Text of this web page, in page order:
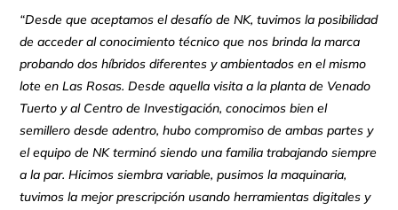
“Desde que aceptamos el desafío de NK, tuvimos la posibilidad
de acceder al conocimiento técnico que nos brinda la marca
probando dos híbridos diferentes y ambientados en el mismo
lote en Las Rosas. Desde aquella visita a la planta de Venado
Tuerto y al Centro de Investigación, conocimos bien el
semillero desde adentro, hubo compromiso de ambas partes y
el equipo de NK terminó siendo una familia trabajando siempre
a la par. Hicimos siembra variable, pusimos la maquinaria,
tuvimos la mejor prescripción usando herramientas digitales y